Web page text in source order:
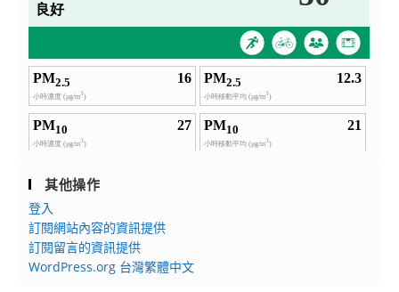
其他操作
登入
訂閱網站內容的資訊提供
訂閱留言的資訊提供
WordPress.org 台灣繁體中文